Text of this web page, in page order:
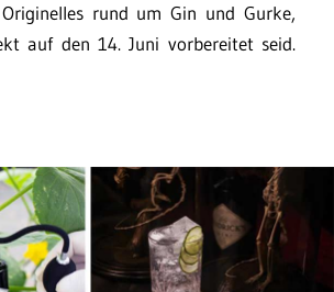
rund um Gin und Gurke,
auf den 14. Juni vorbereitet seid.